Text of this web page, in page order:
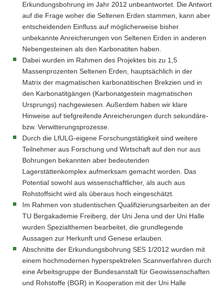
Erkundungsbohrung im Jahr 2012 unbeantwortet. Die Antwort
auf die Frage woher die Seltenen Erden stammen, kann aber
entscheidenden Einfluss auf möglicherweise bisher
unbekannte Anreicherungen von Seltenen Erden in anderen
Nebengesteinen als den Karbonatiten haben.
Dabei wurden im Rahmen des Projektes bis zu 1,5
Massenprozenten Seltenen Erden, hauptsächlich in der
Matrix der magmatischen karbonatitischen Brekzien und in
den Karbonatitgängen (Karbonatgestein magmatischen
Ursprungs) nachgewiesen. Außerdem haben wir klare
Hinweise auf tiefgreifende Anreicherungen durch sekundäre-
bzw. Verwitterungsprozesse.
Durch die LfULG-eigene Forschungstätigkeit sind weitere
Teilnehmer aus Forschung und Wirtschaft auf den nur aus
Bohrungen bekannten aber bedeutenden
Lagerstättenkomplex aufmerksam gemacht worden. Das
Potential sowohl aus wissenschaftlicher, als auch aus
Rohstoffsicht wird als überaus hoch eingeschätzt.
Im Rahmen von studentischen Qualifizierungsarbeiten an der
TU Bergakademie Freiberg, der Uni Jena und der Uni Halle
wurden Spezialthemen bearbeitet, die grundlegende
Aussagen zur Herkunft und Genese erlauben.
Abschnitte der Erkundungsbohrung SES 1/2012 wurden mit
einem hochmodernen hyperspektrelen Scannverfahren durch
eine Arbeitsgruppe der Bundesanstalt für Geowissenschaften
und Rohstoffe (BGR) in Kooperation mit der Uni Halle